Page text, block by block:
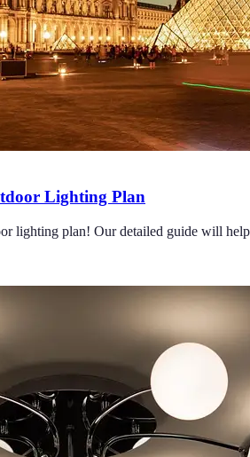
Lighting Plan
lighting plan! Our detailed guide will